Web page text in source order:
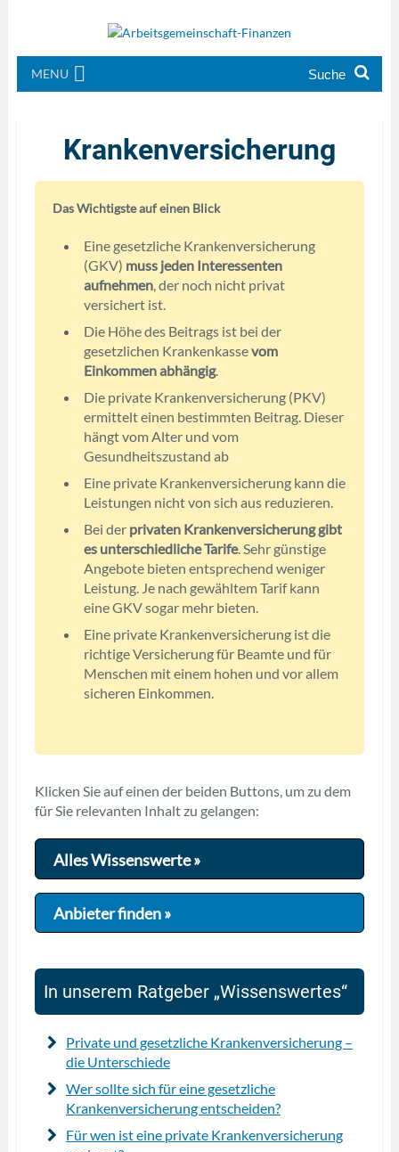
MENU
Krankenversicherung
Das Wichtigste auf einen Blick
Eine gesetzliche Krankenversicherung
(GKV) muss jeden Interessenten
aufnehmen, der noch nicht privat
versichert ist.
Die Höhe des Beitrags ist bei der
gesetzlichen Krankenkassevom
Einkommen abhängig.
Die private Krankenversicherung (PKV)
ermittelt einen bestimmten Beitrag. Dieser
hängt vom Alter und vom
Gesundheitszustand ab
Eine private Krankenversicherung kann die
Leistungen nicht von sich aus reduzieren.
Bei der privaten Krankenversicherung gibt
es unterschiedliche Tarife. Sehr günstige
Angebote bieten entsprechend weniger
Leistung. Je nach gewähltem Tarif kann
eine GKV sogar mehr bieten.
Eine private Krankenversicherung ist die
richtige Versicherung für Beamte und für
Menschen mit einem hohen und vor allem
sicheren Einkommen.
Klicken Sie auf einen der beiden Buttons, um zu dem
für Sie relevanten Inhalt zu gelangen:
Alles Wissenswerte »
Anbieter finden »
In unserem Ratgeber „Wissenswertes“
Private und gesetzliche Krankenversicherung –
die Unterschiede
Wer sollte sich für eine gesetzliche
Krankenversicherung entscheiden?
Für wen ist eine private Krankenversicherung